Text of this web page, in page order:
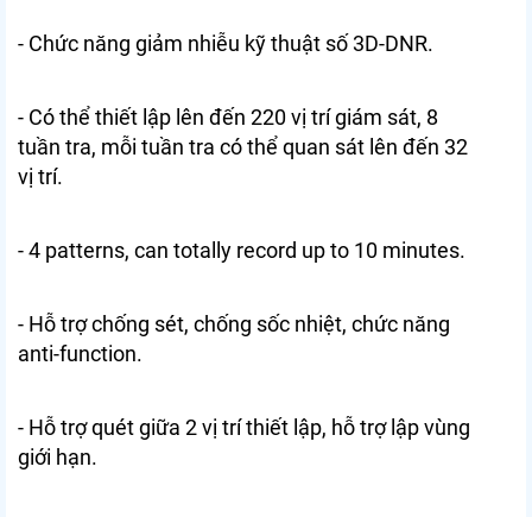
- Chức năng giảm nhiễu kỹ thuật số 3D-DNR.
- Có thể thiết lập lên đến 220 vị trí giám sát, 8
tuần tra, mỗi tuần tra có thể quan sát lên đến 32
vị trí.
- 4 patterns, can totally record up to 10 minutes.
- Hỗ trợ chống sét, chống sốc nhiệt, chức năng
anti-function.
- Hỗ trợ quét giữa 2 vị trí thiết lập, hỗ trợ lập vùng
giới hạn.